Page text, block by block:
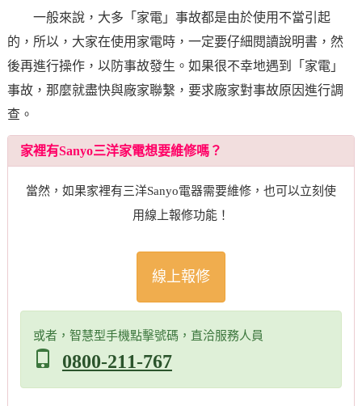
一般來說，大多「家電」事故都是由於使用不當引起
的，所以，大家在使用家電時，一定要仔細閱讀說明書，然
後再進行操作，以防事故發生。如果很不幸地遇到「家電」
事故，那麼就盡快與廠家聯繫，要求廠家對事故原因進行調
查。
家裡有Sanyo三洋家電想要維修嗎？
當然，如果家裡有三洋Sanyo電器需要維修，也可以立刻使
用線上報修功能！
線上報修
或者，智慧型手機點擊號碼，直洽服務人員
0800-211-767